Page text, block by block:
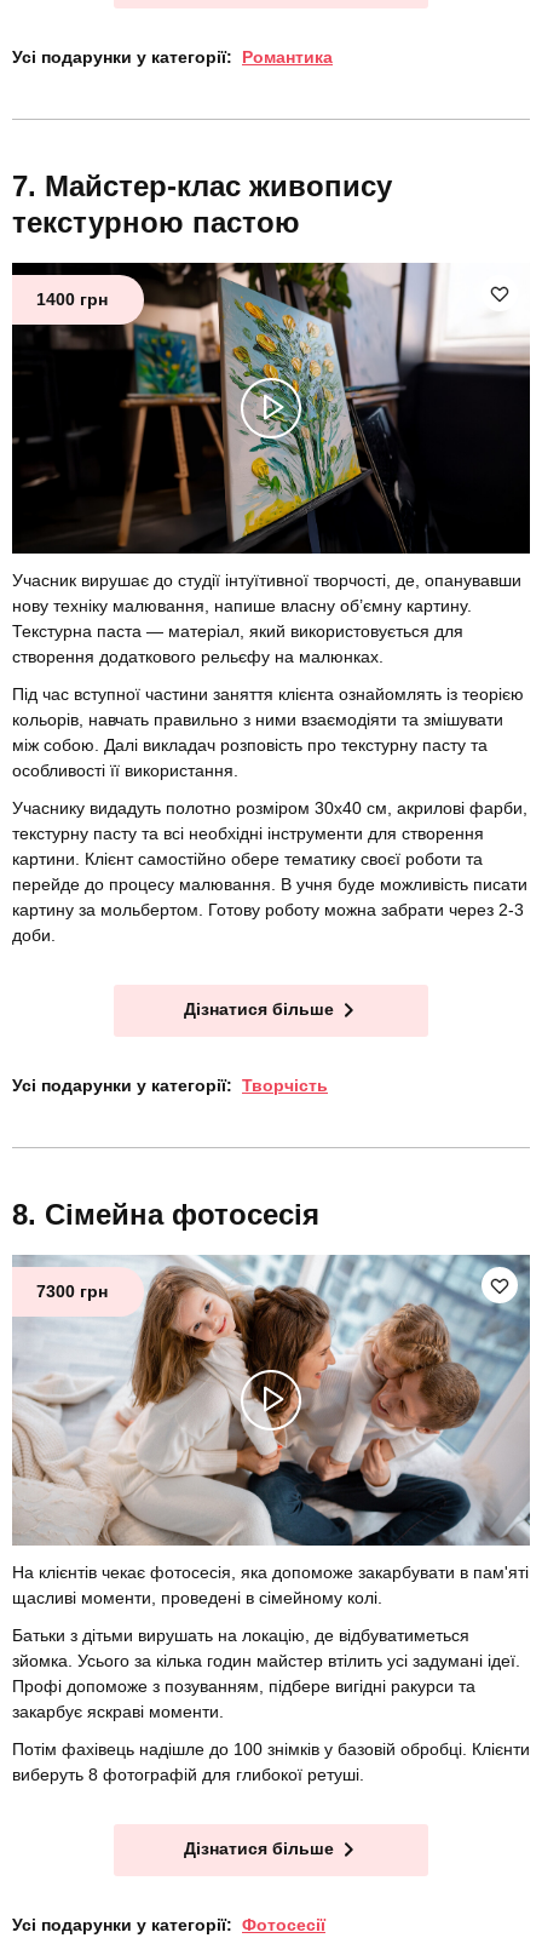
Усі подарунки у категорії: Романтика
Майстер-клас живопису
текстурною пастою
1400 грн
Учасник вирушає до студії інтуїтивної творчості, де, опанувавши
нову техніку малювання, напише власну об’ємну картину.
Текстурна паста — матеріал, який використовується для
створення додаткового рельєфу на малюнках.
Під час вступної частини заняття клієнта ознайомлять із теорією
кольорів, навчать правильно з ними взаємодіяти та змішувати
між собою. Далі викладач розповість про текстурну пасту та
особливості її використання.
Учаснику видадуть полотно розміром 30х40 см, акрилові фарби,
текстурну пасту та всі необхідні інструменти для створення
картини. Клієнт самостійно обере тематику своєї роботи та
перейде до процесу малювання. В учня буде можливість писати
картину за мольбертом. Готову роботу можна забрати через 2-3
доби.
Дізнатися більше
Усі подарунки у категорії: Творчість
Сімейна фотосесія
7300 грн
На клієнтів чекає фотосесія, яка допоможе закарбувати в пам'яті
щасливі моменти, проведені в сімейному колі.
Батьки з дітьми вирушать на локацію, де відбуватиметься
зйомка. Усього за кілька годин майстер втілить усі задумані ідеї.
Профі допоможе з позуванням, підбере вигідні ракурси та
закарбує яскраві моменти.
Потім фахівець надішле до 100 знімків у базовій обробці. Клієнти
виберуть 8 фотографій для глибокої ретуші.
Дізнатися більше
Усі подарунки у категорії: Фотосесії